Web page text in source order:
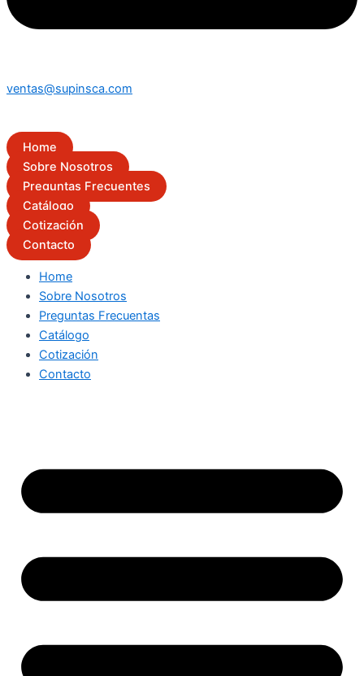
ventas@supinsca.com
Home
Sobre Nosotros
Preguntas Frecuentes
Catálogo
Cotización
Contacto
Home
Sobre Nosotros
Preguntas Frecuentas
Catálogo
Cotización
Contacto